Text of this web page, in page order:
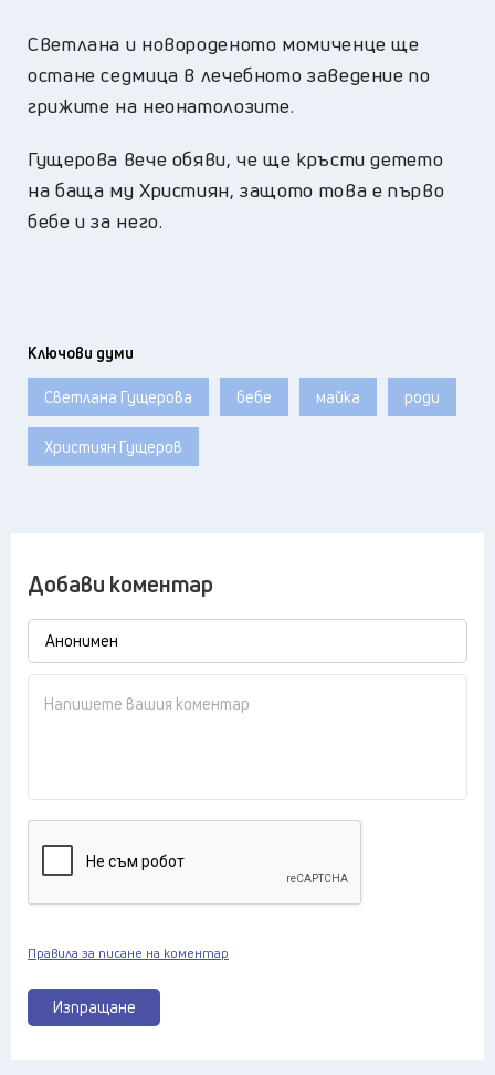
Светлана и новороденото момиченце ще
остане седмица в лечебното заведение по
грижите на неонатолозите.
Гущерова вече обяви, че ще кръсти детето
на баща му Християн, защото това е първо
бебе и за него.
Ключови думи
Светлана Гущерова бебе майка роди
Християн Гущеров
Добави коментар
Изпращане
Правила за писане на коментар